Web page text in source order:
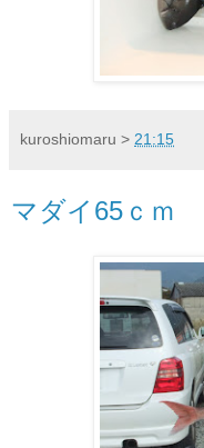
kuroshiomaru > 21:15
マダイ65ｃｍ